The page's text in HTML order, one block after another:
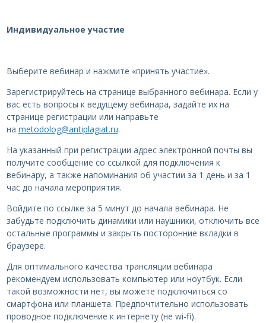
Индивидуальное участие
Выберите вебинар и нажмите «принять участие».
Зарегистрируйтесь на странице выбранного вебинара. Если у
вас есть вопросы к ведущему вебинара, задайте их на
странице регистрации или направьте
на metodolog@antiplagiat.ru.
На указанный при регистрации адрес электронной почты вы
получите сообщение со ссылкой для подключения к
вебинару, а также напоминания об участии за 1 день и за 1
час до начала мероприятия.
Войдите по ссылке за 5 минут до начала вебинара. Не
забудьте подключить динамики или наушники, отключить все
остальные программы и закрыть посторонние вкладки в
браузере.
Для оптимального качества трансляции вебинара
рекомендуем использовать компьютер или ноутбук. Если
такой возможности нет, вы можете подключиться со
смартфона или планшета. Предпочтительно использовать
проводное подключение к интернету (не wi-fi).